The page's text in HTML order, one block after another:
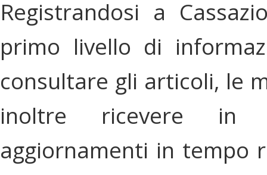
Registrandosi a
primo livello di
consultare gli articoli, le
inoltre ricevere in
aggiornamenti in tempo